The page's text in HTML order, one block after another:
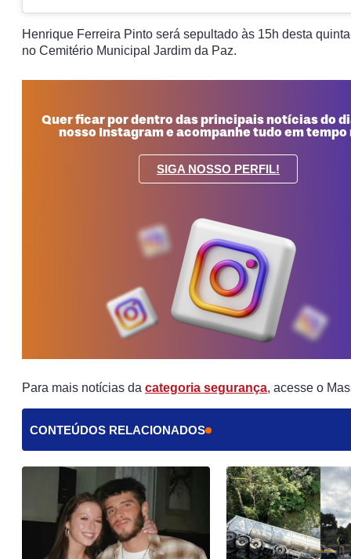
Henrique Ferreira Pinto será sepultado às 15h desta
no Cemitério Municipal Jardim da Paz.
Quer ficar por dentro das principais notícias do
nosso Instagram e acompanhe tudo em tempo
SIGA NOSSO PERFIL!
Para mais notícias da categoria segurança, acesse o
CONTEÚDOS RELACIONADOS